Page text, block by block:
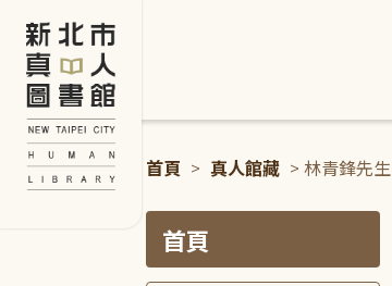
首頁 > 真人館藏 > 林青鋒先生
首頁